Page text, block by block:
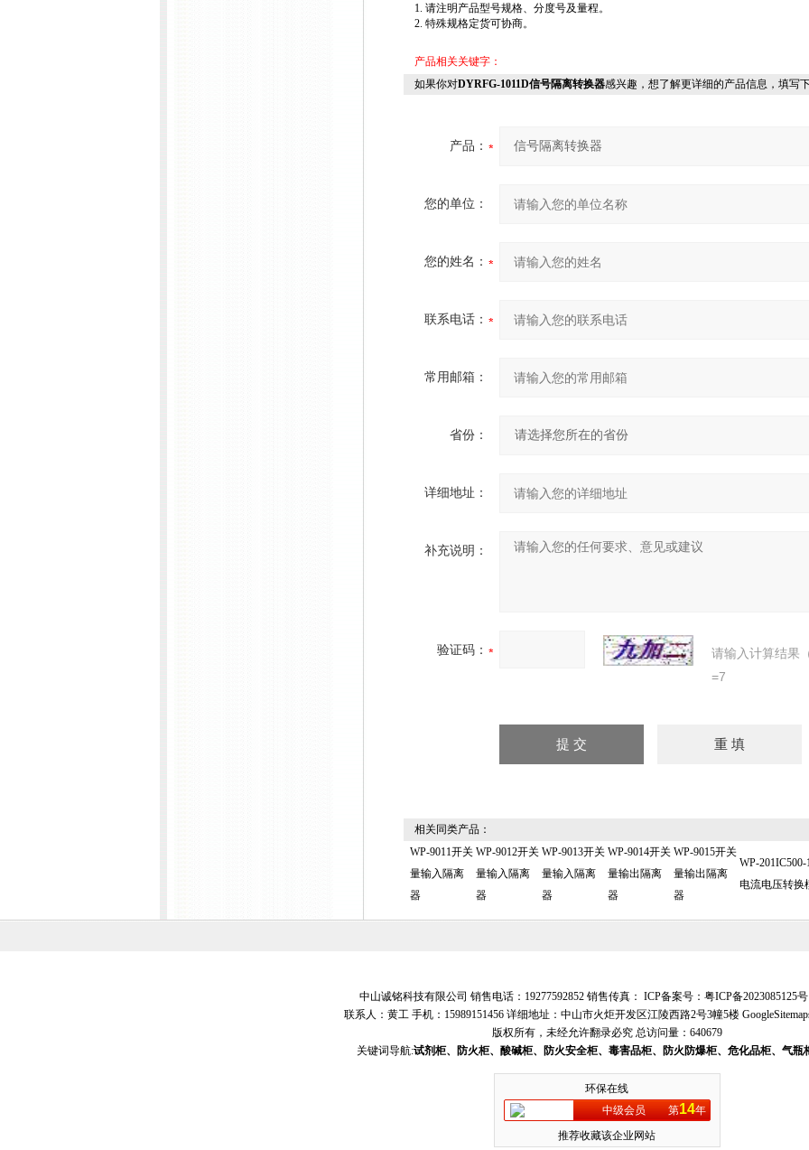
1. 请注明产品型号规格、分度号及量程。
2. 特殊规格定货可协商。
产品相关关键字：
如果你对DYRFG-1011D信号隔离转换器感兴趣，想了解更详细的产品信息，填写
产品：
您的单位：
您的姓名：
联系电话：
常用邮箱：
省份：
详细地址：
补充说明：
验证码：
请输入计算结果
=7
相关同类产品：
WP-9011开关
量输入隔离
器
WP-9012开关
量输入隔离
器
WP-9013开关
量输入隔离
器
WP-9014开关
量输出隔离
器
WP-9015开关
量输出隔离
器
WP-201IC500-
电流电压转换
中山诚铭科技有限公司 销售电话：19277592852 销售传真： ICP备案号： 粤ICP备2023085125号
联系人：黄工 手机：15989151456 详细地址：中山市火炬开发区江陵西路2号3幢5楼
版权所有，未经允许翻录必究总访问量：640679
关键词导航:试剂柜、防火柜、酸碱柜、防火安全柜、毒害品柜、防火防爆柜、危化品柜、气瓶
环保在线
中级会员
第14年
推荐收藏该企业网站